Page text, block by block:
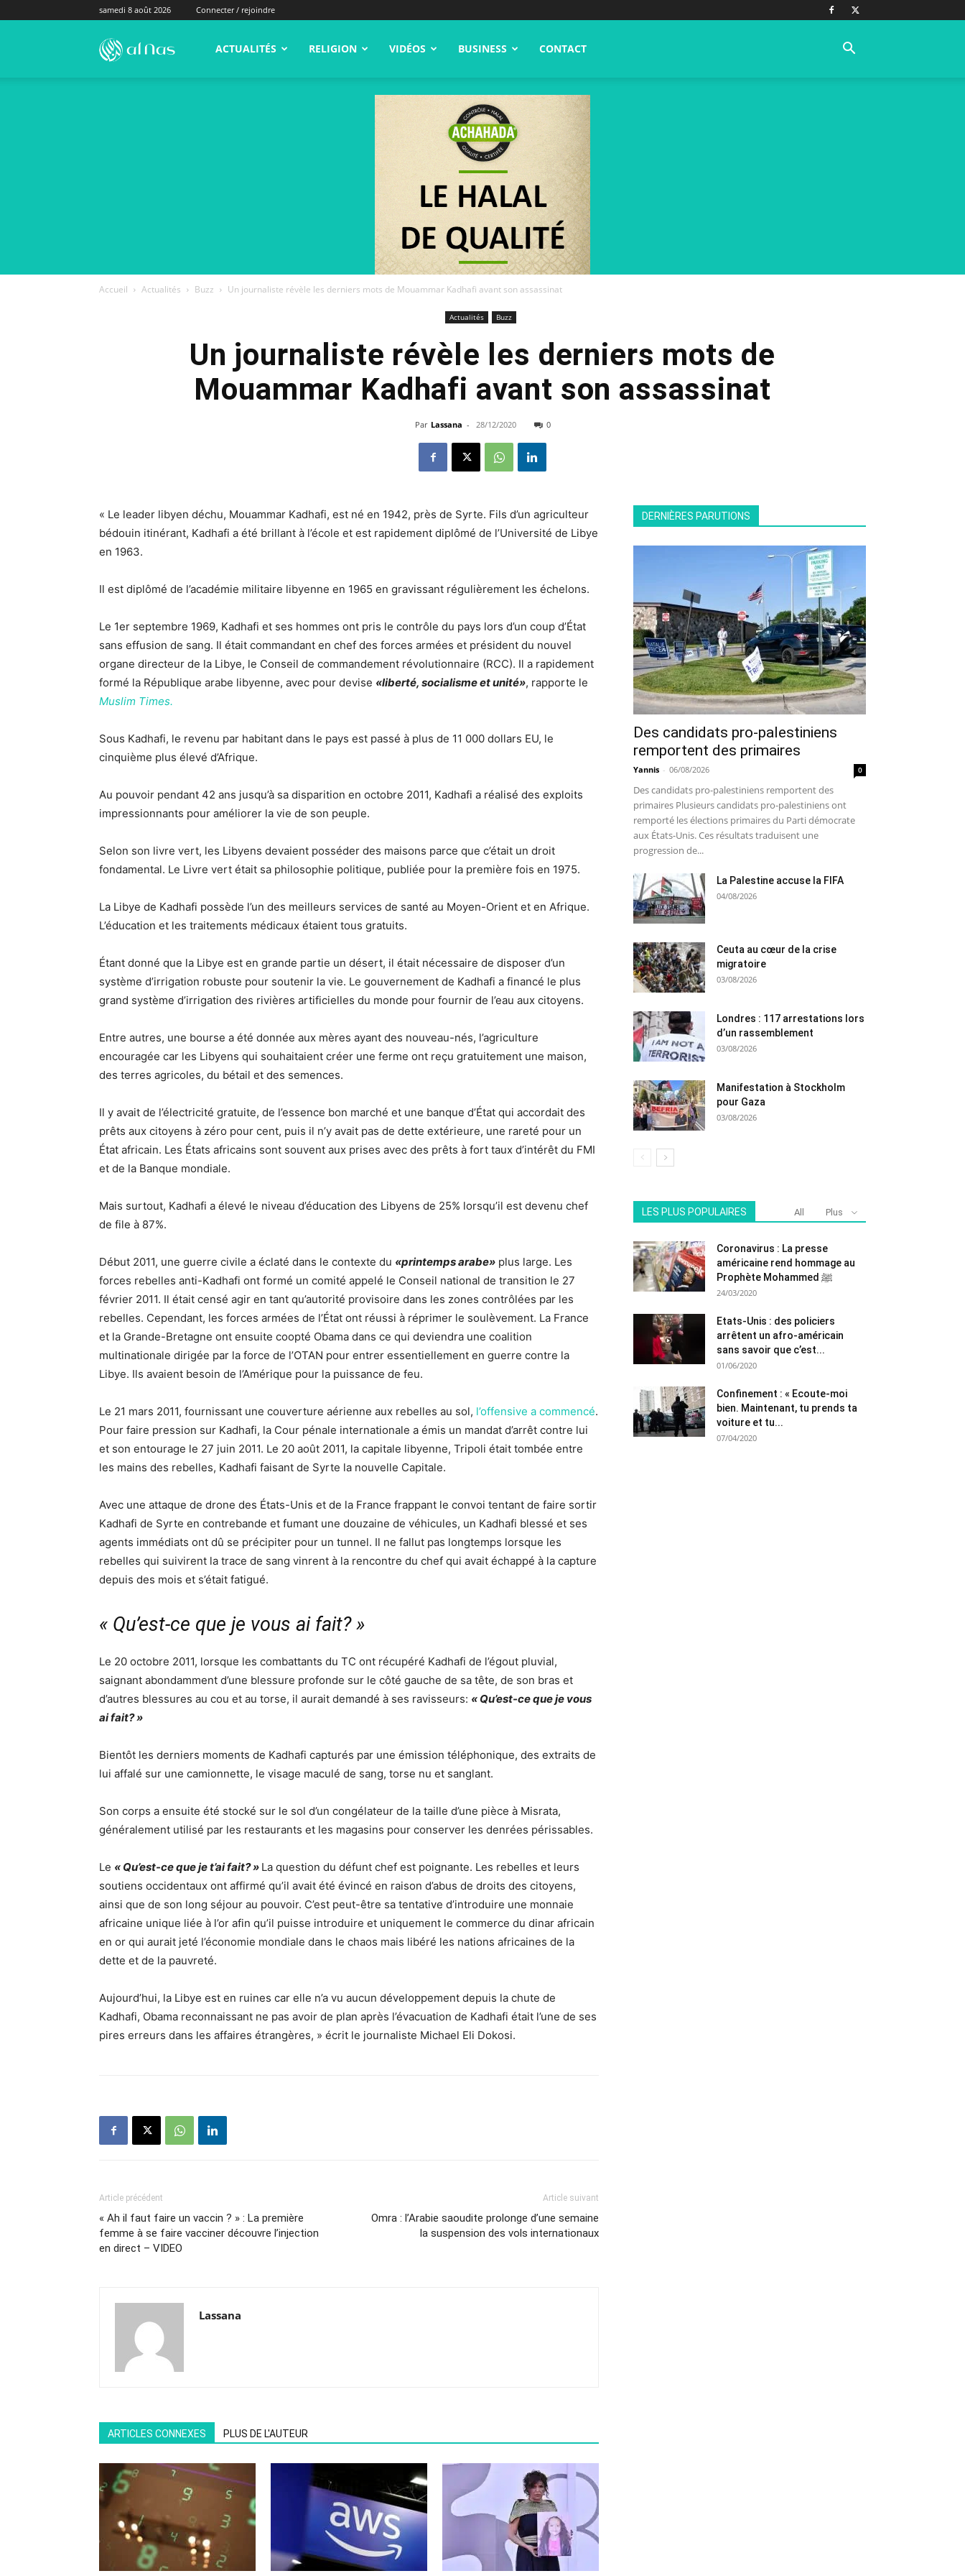
samedi 8 août 2026 Connecter / rejoindre
alNas.fr ACTUALITÉS RELIGION VIDÉOS BUSINESS CONTACT
Accueil Actualités Buzz Un journaliste révèle les derniers mots de Mouammar Kadhafi avant son assassinat
Actualités Buzz
Un journaliste révèle les derniers mots de
Mouammar Kadhafi avant son assassinat
Par Lassana - 28/12/2020 0
« Le leader libyen déchu, Mouammar Kadhafi, est né en 1942, près de Syrte. Fils d’un agriculteur
bédouin itinérant, Kadhafi a été brillant à l’école et est rapidement diplômé de l’Université de Libye
en 1963.
Il est diplômé de l’académie militaire libyenne en 1965 en gravissant régulièrement les échelons.
Le 1er septembre 1969, Kadhafi et ses hommes ont pris le contrôle du pays lors d’un coup d’État
sans effusion de sang. Il était commandant en chef des forces armées et président du nouvel
organe directeur de la Libye, le Conseil de commandement révolutionnaire (RCC). Il a rapidement
formé la République arabe libyenne, avec pour devise «liberté, socialisme et unité», rapporte le
Muslim Times.
Sous Kadhafi, le revenu par habitant dans le pays est passé à plus de 11 000 dollars EU, le
cinquième plus élevé d’Afrique.
Au pouvoir pendant 42 ans jusqu’à sa disparition en octobre 2011, Kadhafi a réalisé des exploits
impressionnants pour améliorer la vie de son peuple.
Selon son livre vert, les Libyens devaient posséder des maisons parce que c’était un droit
fondamental. Le Livre vert était sa philosophie politique, publiée pour la première fois en 1975.
La Libye de Kadhafi possède l’un des meilleurs services de santé au Moyen-Orient et en Afrique.
L’éducation et les traitements médicaux étaient tous gratuits.
Étant donné que la Libye est en grande partie un désert, il était nécessaire de disposer d’un
système d’irrigation robuste pour soutenir la vie. Le gouvernement de Kadhafi a financé le plus
grand système d’irrigation des rivières artificielles du monde pour fournir de l’eau aux citoyens.
Entre autres, une bourse a été donnée aux mères ayant des nouveau-nés, l’agriculture
encouragée car les Libyens qui souhaitaient créer une ferme ont reçu gratuitement une maison,
des terres agricoles, du bétail et des semences.
Il y avait de l’électricité gratuite, de l’essence bon marché et une banque d’État qui accordait des
prêts aux citoyens à zéro pour cent, puis il n’y avait pas de dette extérieure, une rareté pour un
État africain. Les États africains sont souvent aux prises avec des prêts à fort taux d’intérêt du FMI
et de la Banque mondiale.
Mais surtout, Kadhafi a élevé le niveau d’éducation des Libyens de 25% lorsqu’il est devenu chef
de file à 87%.
Début 2011, une guerre civile a éclaté dans le contexte du «printemps arabe» plus large. Les
forces rebelles anti-Kadhafi ont formé un comité appelé le Conseil national de transition le 27
février 2011. Il était censé agir en tant qu’autorité provisoire dans les zones contrôlées par les
rebelles. Cependant, les forces armées de l’État ont réussi à réprimer le soulèvement. La France
et la Grande-Bretagne ont ensuite coopté Obama dans ce qui deviendra une coalition
multinationale dirigée par la force de l’OTAN pour entrer essentiellement en guerre contre la
Libye. Ils avaient besoin de l’Amérique pour la puissance de feu.
Le 21 mars 2011, fournissant une couverture aérienne aux rebelles au sol, l’offensive a commencé.
Pour faire pression sur Kadhafi, la Cour pénale internationale a émis un mandat d’arrêt contre lui
et son entourage le 27 juin 2011. Le 20 août 2011, la capitale libyenne, Tripoli était tombée entre
les mains des rebelles, Kadhafi faisant de Syrte la nouvelle Capitale.
Avec une attaque de drone des États-Unis et de la France frappant le convoi tentant de faire sortir
Kadhafi de Syrte en contrebande et fumant une douzaine de véhicules, un Kadhafi blessé et ses
agents immédiats ont dû se précipiter pour un tunnel. Il ne fallut pas longtemps lorsque les
rebelles qui suivirent la trace de sang vinrent à la rencontre du chef qui avait échappé à la capture
depuis des mois et s’était fatigué.
« Qu’est-ce que je vous ai fait? »
Le 20 octobre 2011, lorsque les combattants du TC ont récupéré Kadhafi de l’égout pluvial,
saignant abondamment d’une blessure profonde sur le côté gauche de sa tête, de son bras et
d’autres blessures au cou et au torse, il aurait demandé à ses ravisseurs: « Qu’est-ce que je vous
ai fait? »
Bientôt les derniers moments de Kadhafi capturés par une émission téléphonique, des extraits de
lui affalé sur une camionnette, le visage maculé de sang, torse nu et sanglant.
Son corps a ensuite été stocké sur le sol d’un congélateur de la taille d’une pièce à Misrata,
généralement utilisé par les restaurants et les magasins pour conserver les denrées périssables.
Le « Qu’est-ce que je t’ai fait? » La question du défunt chef est poignante. Les rebelles et leurs
soutiens occidentaux ont affirmé qu’il avait été évincé en raison d’abus de droits des citoyens,
ainsi que de son long séjour au pouvoir. C’est peut-être sa tentative d’introduire une monnaie
africaine unique liée à l’or afin qu’il puisse introduire et uniquement le commerce du dinar africain
en or qui aurait jeté l’économie mondiale dans le chaos mais libéré les nations africaines de la
dette et de la pauvreté.
Aujourd’hui, la Libye est en ruines car elle n’a vu aucun développement depuis la chute de
Kadhafi, Obama reconnaissant ne pas avoir de plan après l’évacuation de Kadhafi était l’une de ses
pires erreurs dans les affaires étrangères, » écrit le journaliste Michael Eli Dokosi.
Article précédent
« Ah il faut faire un vaccin ? » : La première
femme à se faire vacciner découvre l’injection
en direct – VIDEO
Article suivant
Omra : l’Arabie saoudite prolonge d’une semaine
la suspension des vols internationaux
Lassana
ARTICLES CONNEXES PLUS DE L'AUTEUR
DERNIÈRES PARUTIONS
Des candidats pro-palestiniens
remportent des primaires
Yannis - 06/08/2026 0
Des candidats pro-palestiniens remportent des
primaires Plusieurs candidats pro-palestiniens ont
remporté les élections primaires du Parti démocrate
aux États-Unis. Ces résultats traduisent une
progression de...
La Palestine accuse la FIFA
04/08/2026
Ceuta au cœur de la crise
migratoire
03/08/2026
Londres : 117 arrestations lors
d’un rassemblement
03/08/2026
Manifestation à Stockholm
pour Gaza
03/08/2026
LES PLUS POPULAIRES All Plus
Coronavirus : La presse
américaine rend hommage au
Prophète Mohammed ﷺ
24/03/2020
Etats-Unis : des policiers
arrêtent un afro-américain
sans savoir que c’est...
01/06/2020
Confinement : « Ecoute-moi
bien. Maintenant, tu prends ta
voiture et tu...
07/04/2020